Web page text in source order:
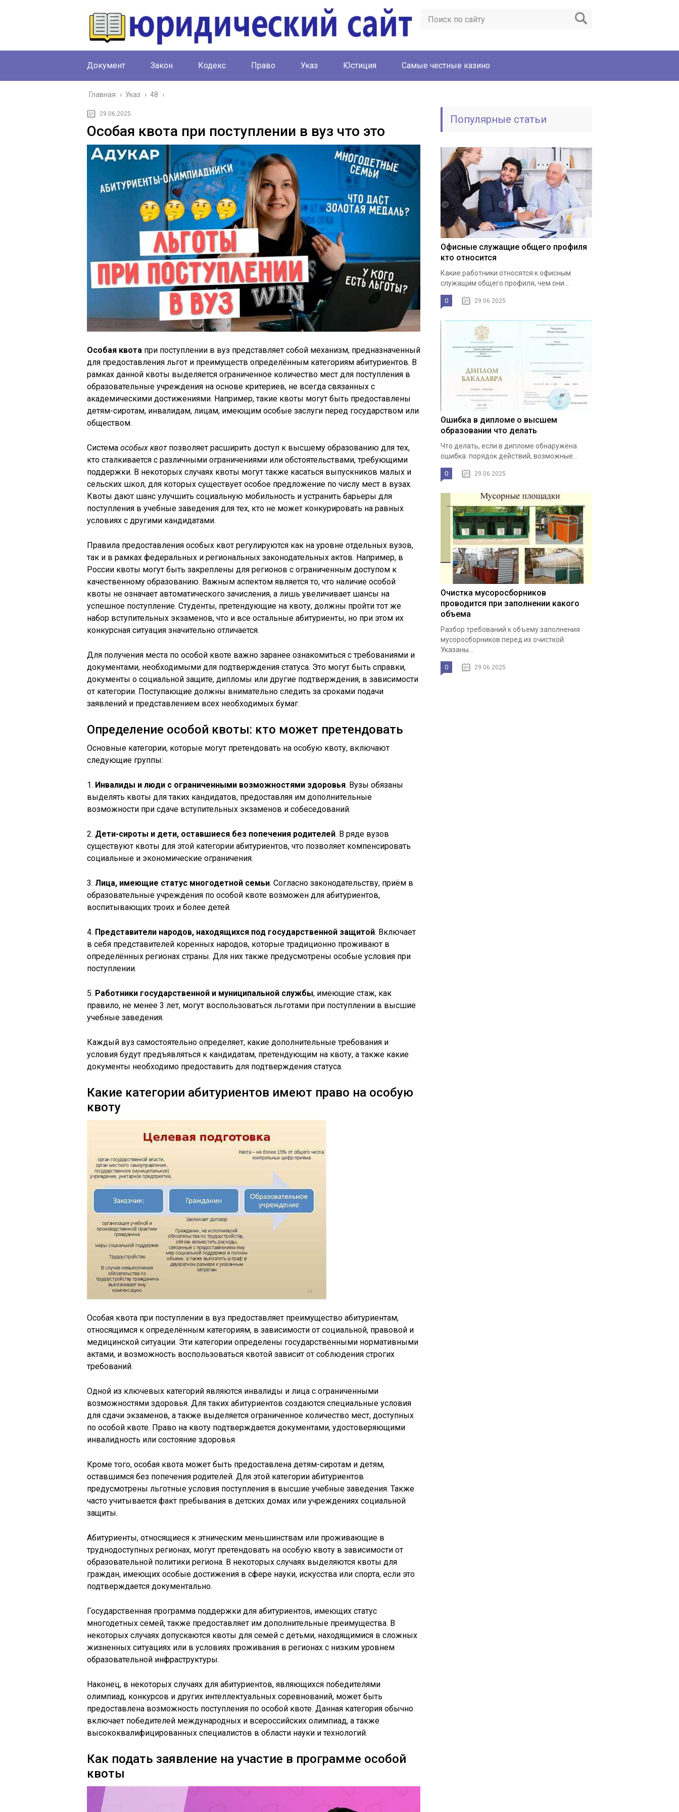
Документ Закон Кодекс Право Указ Юстиция Cамые честные казино
Главная › Указ › 48 ›
29.06.2025
Особая квота при поступлении в вуз что это
Особая квота при поступлении в вуз представляет собой механизм, предназначенный
для предоставления льгот и преимуществ определённым категориям абитуриентов. В
рамках данной квоты выделяется ограниченное количество мест для поступления в
образовательные учреждения на основе критериев, не всегда связанных с
академическими достижениями. Например, такие квоты могут быть предоставлены
детям-сиротам, инвалидам, лицам, имеющим особые заслуги перед государством или
обществом.
Система особых квотпозволяет расширить доступ к высшему образованию для тех,
кто сталкивается с различными ограничениями или обстоятельствами, требующими
поддержки. В некоторых случаях квоты могут также касаться выпускников малых и
сельских школ, для которых существует особое предложение по числу мест в вузах.
Квоты дают шанс улучшить социальную мобильность и устранить барьеры для
поступления в учебные заведения для тех, кто не может конкурировать на равных
условиях с другими кандидатами.
Правила предоставления особых квот регулируются как на уровне отдельных вузов,
так и в рамках федеральных и региональных законодательных актов. Например, в
России квоты могут быть закреплены для регионов с ограниченным доступом к
качественному образованию. Важным аспектом является то, что наличие особой
квоты не означает автоматического зачисления, а лишь увеличивает шансы на
успешное поступление. Студенты, претендующие на квоту, должны пройти тот же
набор вступительных экзаменов, что и все остальные абитуриенты, но при этом их
конкурсная ситуация значительно отличается.
Для получения места по особой квоте важно заранее ознакомиться с требованиями и
документами, необходимыми для подтверждения статуса. Это могут быть справки,
документы о социальной защите, дипломы или другие подтверждения, в зависимости
от категории. Поступающие должны внимательно следить за сроками подачи
заявлений и представлением всех необходимых бумаг.
Определение особой квоты: кто может претендовать
Основные категории, которые могут претендовать на особую квоту, включают
следующие группы:
1. Инвалиды и люди с ограниченными возможностями здоровья. Вузы обязаны
выделять квоты для таких кандидатов, предоставляя им дополнительные
возможности при сдаче вступительных экзаменов и собеседований.
2. Дети-сироты и дети, оставшиеся без попечения родителей. В ряде вузов
существуют квоты для этой категории абитуриентов, что позволяет компенсировать
социальные и экономические ограничения.
3. Лица, имеющие статус многодетной семьи. Согласно законодательству, приём в
образовательные учреждения по особой квоте возможен для абитуриентов,
воспитывающих троих и более детей.
4. Представители народов, находящихся под государственной защитой. Включает
в себя представителей коренных народов, которые традиционно проживают в
определённых регионах страны. Для них также предусмотрены особые условия при
поступлении.
5. Работники государственной и муниципальной службы, имеющие стаж, как
правило, не менее 3 лет, могут воспользоваться льготами при поступлении в высшие
учебные заведения.
Каждый вуз самостоятельно определяет, какие дополнительные требования и
условия будут предъявляться к кандидатам, претендующим на квоту, а также какие
документы необходимо предоставить для подтверждения статуса.
Какие категории абитуриентов имеют право на особую
квоту
Особая квота при поступлении в вуз предоставляет преимущество абитуриентам,
относящимся к определённым категориям, в зависимости от социальной, правовой и
медицинской ситуации. Эти категории определены государственными нормативными
актами, и возможность воспользоваться квотой зависит от соблюдения строгих
требований.
Одной из ключевых категорий являются инвалиды и лица с ограниченными
возможностями здоровья. Для таких абитуриентов создаются специальные условия
для сдачи экзаменов, а также выделяется ограниченное количество мест, доступных
по особой квоте. Право на квоту подтверждается документами, удостоверяющими
инвалидность или состояние здоровья.
Кроме того, особая квота может быть предоставлена детям-сиротам и детям,
оставшимся без попечения родителей. Для этой категории абитуриентов
предусмотрены льготные условия поступления в высшие учебные заведения. Также
часто учитывается факт пребывания в детских домах или учреждениях социальной
защиты.
Абитуриенты, относящиеся к этническим меньшинствам или проживающие в
труднодоступных регионах, могут претендовать на особую квоту в зависимости от
образовательной политики региона. В некоторых случаях выделяются квоты для
граждан, имеющих особые достижения в сфере науки, искусства или спорта, если это
подтверждается документально.
Государственная программа поддержки для абитуриентов, имеющих статус
многодетных семей, также предоставляет им дополнительные преимущества. В
некоторых случаях допускаются квоты для семей с детьми, находящимися в сложных
жизненных ситуациях или в условиях проживания в регионах с низким уровнем
образовательной инфраструктуры.
Наконец, в некоторых случаях для абитуриентов, являющихся победителями
олимпиад, конкурсов и других интеллектуальных соревнований, может быть
предоставлена возможность поступления по особой квоте. Данная категория обычно
включает победителей международных и всероссийских олимпиад, а также
высококвалифицированных специалистов в области науки и технологий.
Как подать заявление на участие в программе особой
квоты
Популярные статьи
Офисные служащие общего профиля
кто относится
Какие работники относятся к офисным
служащим общего профиля, чем они...
0 29.06.2025
Ошибка в дипломе о высшем
образовании что делать
Что делать, если в дипломе обнаружена
ошибка: порядок действий, возможные...
0 29.06.2025
Очистка мусоросборников
проводится при заполнении какого
объема
Разбор требований к объему заполнения
мусоросборников перед их очисткой.
Указаны...
0 29.06.2025